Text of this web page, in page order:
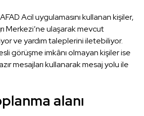
Acil uygulamasını kullanan kişiler,
Merkezi’ne ulaşarak mevcut
ve yardım taleplerini iletebiliyor.
görüşme imkânı olmayan kişiler ise
mesajları kullanarak mesaj yolu ile
alanı